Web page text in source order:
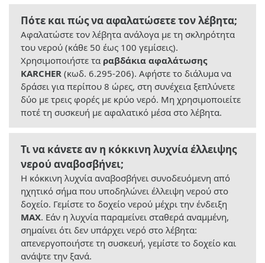
Πότε και πώς να αφαλατώσετε τον λέβητα;
Αφαλατώστε τον λέβητα ανάλογα με τη σκληρότητα
του νερού (κάθε 50 έως 100 γεμίσεις).
Χρησιμοποιήστε τα ραβδάκια αφαλάτωσης
KARCHER (κωδ. 6.295-206). Αφήστε το διάλυμα να
δράσει για περίπου 8 ώρες, στη συνέχεια ξεπλύνετε
δύο με τρεις φορές με κρύο νερό. Μη χρησιμοποιείτε
ποτέ τη συσκευή με αφαλατικό μέσα στο λέβητα.
Τι να κάνετε αν η κόκκινη λυχνία έλλειψης
νερού αναβοσβήνει;
Η κόκκινη λυχνία αναβοσβήνει συνοδευόμενη από
ηχητικό σήμα που υποδηλώνει έλλειψη νερού στο
δοχείο. Γεμίστε το δοχείο νερού μέχρι την ένδειξη
MAX. Εάν η λυχνία παραμείνει σταθερά αναμμένη,
σημαίνει ότι δεν υπάρχει νερό στο λέβητα:
απενεργοποιήστε τη συσκευή, γεμίστε το δοχείο και
ανάψτε την ξανά.